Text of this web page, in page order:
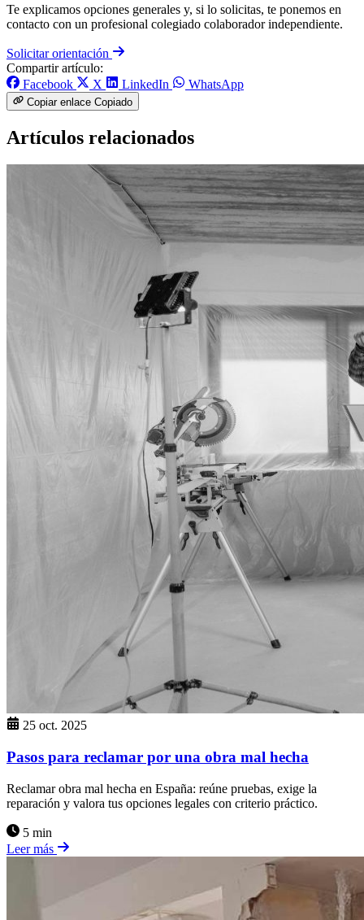
Te explicamos opciones generales y, si lo solicitas, te ponemos en
contacto con un profesional colegiado colaborador independiente.
Solicitar orientación
Compartir artículo:
Facebook
X LinkedIn WhatsApp
Copiar enlace Copiado
Artículos relacionados
25 oct. 2025
Pasos para reclamar por una obra mal hecha
Reclamar obra mal hecha en España: reúne pruebas, exige la
reparación y valora tus opciones legales con criterio práctico.
5 min
Leer más